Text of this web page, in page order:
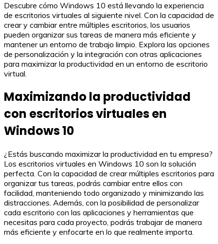
Descubre cómo Windows 10 está llevando la experiencia
de escritorios virtuales al siguiente nivel. Con la capacidad de
crear y cambiar entre múltiples escritorios, los usuarios
pueden organizar sus tareas de manera más eficiente y
mantener un entorno de trabajo limpio. Explora las opciones
de personalización y la integración con otras aplicaciones
para maximizar la productividad en un entorno de escritorio
virtual.
Maximizando la productividad
con escritorios virtuales en
Windows 10
¿Estás buscando maximizar la productividad en tu empresa?
Los escritorios virtuales en Windows 10 son la solución
perfecta. Con la capacidad de crear múltiples escritorios para
organizar tus tareas, podrás cambiar entre ellos con
facilidad, manteniendo todo organizado y minimizando las
distracciones. Además, con la posibilidad de personalizar
cada escritorio con las aplicaciones y herramientas que
necesitas para cada proyecto, podrás trabajar de manera
más eficiente y enfocarte en lo que realmente importa.